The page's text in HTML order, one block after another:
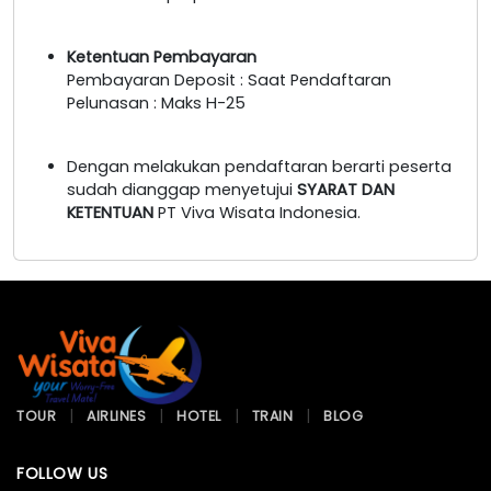
Ketentuan Pembayaran
Pembayaran Deposit : Saat Pendaftaran
Pelunasan : Maks H-25
Dengan melakukan pendaftaran berarti peserta
sudah dianggap menyetujui SYARAT DAN
KETENTUAN PT Viva Wisata Indonesia.
TOUR AIRLINES HOTEL TRAIN BLOG
FOLLOW US